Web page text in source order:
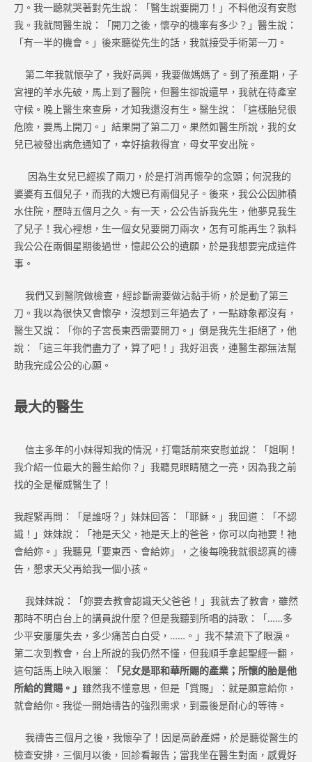
刀。我一聽就哭著對先生說：「醫生說要開刀！」不料他沒有安慰
我。我就問醫生說：「開刀之後，懷孕的機率有多少？」醫生說：
「有一半的機會。」後來聽從先生的話，我就接受手術第一刀。
第二年我就懷孕了，我好高興，我要做媽媽了。到了預產期，子
宮裡的羊水先破，馬上到了醫院，但醫生卻說還早，我就在待產室
守候。晚上醫生來查房，才知我還沒有生。醫生說：「這樣胎兒很
危險，要馬上開刀。」結果開了第二刀。果然如醫生所說，我的女
兒已被發出病危通知了，幸好搶救得宜，母女平安出院。
因為生女兒已經挨了兩刀，於是打消再懷孕的念頭；何況我的
婆婆有五個兒子，而我的大嫂已有兩個兒子。後來，我公公因肺積
水住院，歷時五個月之久。有一天，公公告訴我先生，他夢見我生
了兒子！我心裡想，生一個女兒要開刀兩次，怎有可能再生？孰料
我公公在兩個星期後過世，憶起公公的遺願，於是我想要完成這件
事。
我們又到醫院做檢查，經診斷需要做沾黏手術，於是動了第三
刀。我以為很快又會懷孕，沒想到三年過去了，一點跡象都沒有，
醫生又說：「你的子宮長東西需要開刀。」倒是我先生拒絕了，他
說：「這三年我們盡力了，算了吧！」我好沮喪，連醫生都無法幫
助我完成公公的心願。
最大的醫生
信主多年的小妹得知我的情況，打電話前來安慰並說：「姐啊！
我介紹一位最大的醫生給你？」我聽見眼睛隨之一亮，因為我之前
找的全是權威醫生了！
我趕緊再問：「是誰呀？」妹妹回答：「耶穌。」我回道：「不認
識！」妹妹說：「祂是天父，祂是天上的爸爸，你可以向祂要！祂
會給妳。」我聽見「要東西、會給妳」，之後每晚我就很認真的禱
告，懇求天父再給我一個小孩。
我妹妹說：「妳要去教會認識天父爸爸！」我就去了教會，雖然
那時不明白台上的講員說什麼？但是我聽到所唱的詩歌：「……多
少平安屢屢失去，多少痛苦白白受，……。」我不禁流下了眼淚。
第二次到教會，台上所說的我仍然不懂，但我順手拿起聖經一翻，
這句話馬上映入眼簾：
「兒女是耶和華所賜的產業；所懷的胎是他
所給的賞賜。」 雖然我不懂意思，但是「賞賜」：就是願意給你，
就會給你。我從一開始禱告的強烈需求，到最後是耐心的等待。
我禱告三個月之後，我懷孕了！因是高齡產婦，於是聽從醫生的
檢查安排，三個月以後，回診看報告；當我坐在醫生對面，感覺好